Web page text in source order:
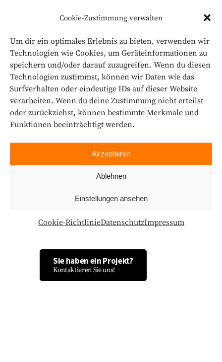
Cookie-Zustimmung verwalten
Um dir ein optimales Erlebnis zu bieten, verwenden wir
Technologien wie Cookies, um Geräteinformationen zu
speichern und/oder darauf zuzugreifen. Wenn du diesen
Technologien zustimmst, können wir Daten wie das
Surfverhalten oder eindeutige IDs auf dieser Website
verarbeiten. Wenn du deine Zustimmung nicht erteilst
oder zurückziehst, können bestimmte Merkmale und
Funktionen beeinträchtigt werden.
Akzeptieren
Ablehnen
Einstellungen ansehen
Cookie-RichtlinieDatenschutzImpressum
Unser Projekte und
hier.
Sie haben ein Projekt?
Kontaktieren Sie uns!